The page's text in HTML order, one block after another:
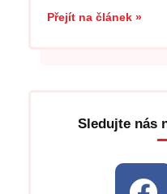
Přejít na článek »
Sledujte nás